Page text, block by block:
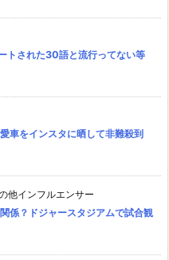
トされた30語と流行ってない等
車をインスタに晒して非難殺到
他インフルエンサー
係？ドジャースタジアムで試合観